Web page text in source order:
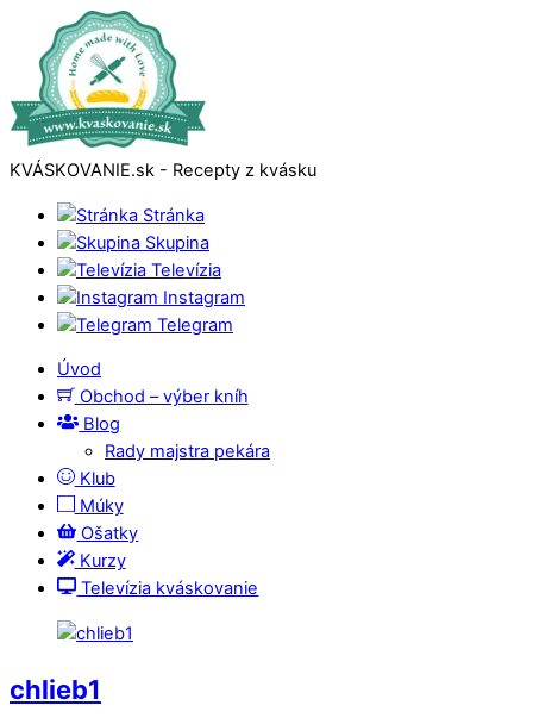
KVÁSKOVANIE.sk - Recepty z kvásku
Stránka
Skupina
Televízia
Instagram
Telegram
Úvod
Obchod – výber kníh
Blog
Rady majstra pekára
Klub
Múky
Ošatky
Kurzy
Televízia kváskovanie
chlieb1